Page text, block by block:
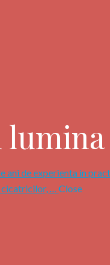
ani de experienta in
cicatricilor, … Close